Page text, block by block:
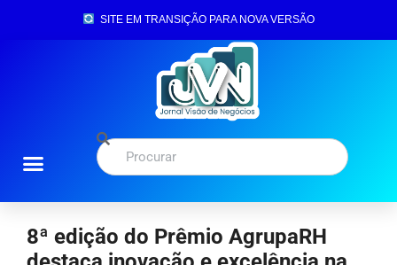
SITE EM TRANSIÇÃO PARA NOVA VERSÃO
8ª edição do Prêmio AgrupaRH